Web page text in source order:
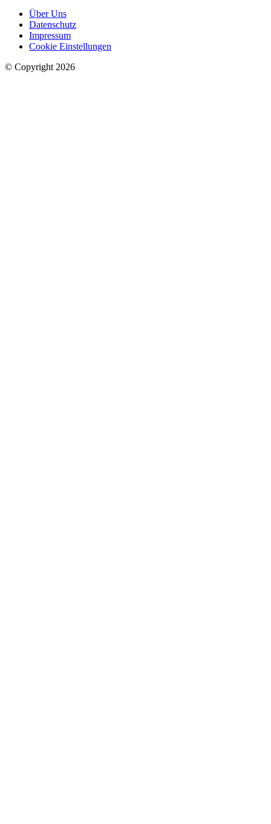
Über Uns
Datenschutz
Impressum
Cookie Einstellungen
© Copyright 2026